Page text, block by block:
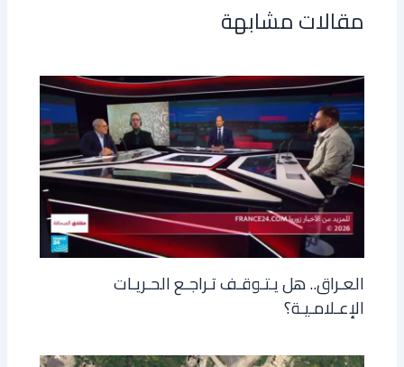
مقالات مشابهة
العـراق.. هل يـتـوقـف تـراجـع الحـريـات
الإعـلامـيـة؟